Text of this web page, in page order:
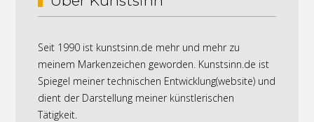
Seit 1990 ist kunstsinn.de mehr und mehr zu
meinem Markenzeichen geworden. Kunstsinn.de ist
Spiegel meiner technischen Entwicklung(website) und
dient der Darstellung meiner künstlerischen
Tätigkeit.